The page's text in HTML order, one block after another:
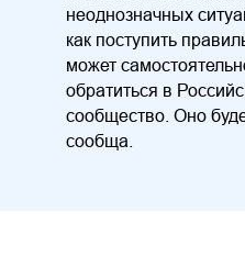
неоднозначных
как поступить
может
обратиться в
сообщество. Оно
сообща.